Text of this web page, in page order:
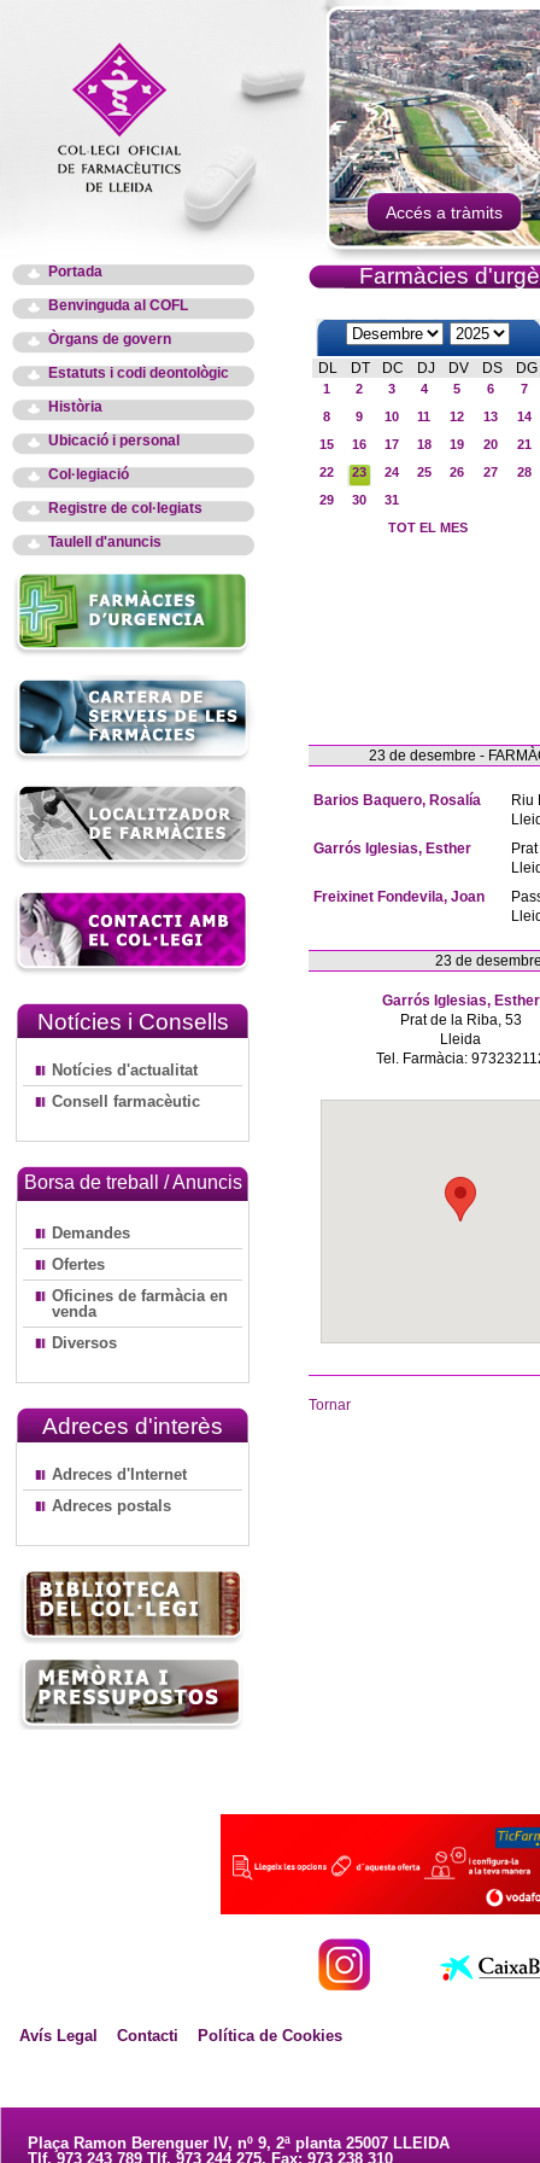
Accés a tràmits
Portada
Benvinguda al COFL
Òrgans de govern
Estatuts i codi deontològic
Història
Ubicació i personal
Col·legiació
Registre de col·legiats
Taulell d'anuncis
Notícies i Consells
Notícies d'actualitat
Consell farmacèutic
Borsa de treball / Anuncis
Demandes
Ofertes
Oficines de farmàcia en
venda
Diversos
Adreces d'interès
Adreces d'Internet
Adreces postals
Farmàcies
DL DT DC DJ DV DS DG
1 2 3 4 5 6
7
8
9 10 11 12 13
14
15
16 17 18 19 20
21
22
23 24 25 26 27
28
29
30
31
TOT EL MES
23 de desembre -
Barios Baquero, Rosalía
Riu
Garrós Iglesias, Esther
Freixinet Fondevila, Joan
23 de
Garrós Iglesias, Esther
Prat de la Riba, 53
Lleida
Tel. Farmàcia:
Tornar
Avís Legal Contacti Política de Cookies
Plaça Ramon Berenguer IV, nº 9, 2ª planta 25007 LLEIDA
Tlf. 973 243 789 Tlf. 973 244 275. Fax: 973 238 310